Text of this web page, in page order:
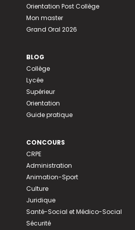
Orientation Post Collège
Mon master
Grand Oral 2026
BLOG
Collège
Lycée
Supérieur
Orientation
Guide pratique
CONCOURS
CRPE
Administration
Animation-Sport
Culture
Juridique
Santé-Social et Médico-Social
Sécurité